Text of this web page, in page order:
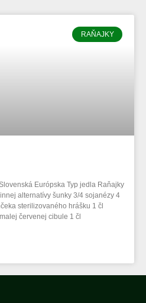
RAŇAJKY
Európska Typ jedla Raňajky
alternatívy šunky 3/4 sojanézy 4
sterilizovaného hrášku 1 čl
červenej cibule 1 čl